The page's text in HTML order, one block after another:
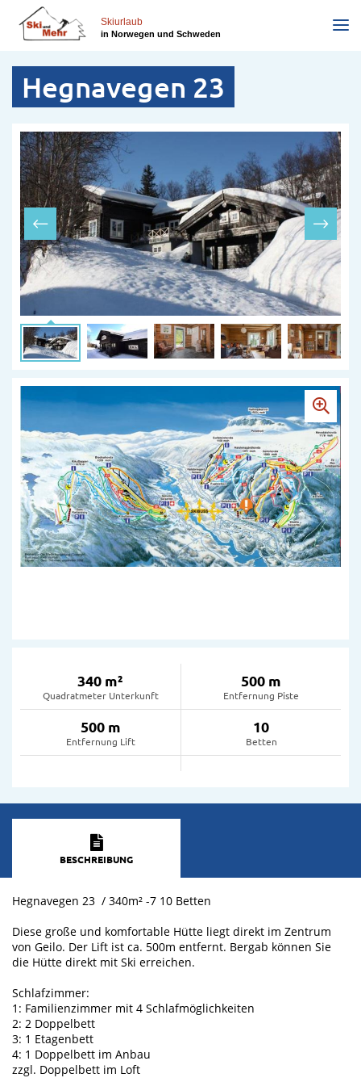
zum
Inhalt
Skiurlaub
in Norwegen und Schweden
Hegnavegen 23
340 m²
Quadratmeter Unterkunft
500 m
Entfernung Piste
500 m
Entfernung Lift
10
Betten
BESCHREIBUNG
Hegnavegen 23 / 340m² -7 10 Betten
Diese große und komfortable Hütte liegt direkt im Zentrum
von Geilo. Der Lift ist ca. 500m entfernt. Bergab können Sie
die Hütte direkt mit Ski erreichen.
Schlafzimmer:
1: Familienzimmer mit 4 Schlafmöglichkeiten
2: 2 Doppelbett
3: 1 Etagenbett
4: 1 Doppelbett im Anbau
zzgl. Doppelbett im Loft